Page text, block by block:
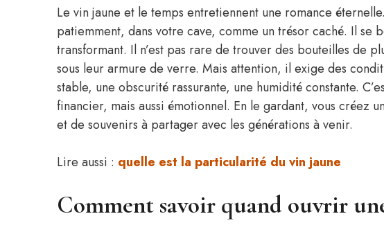
Le vin jaune et le temps entretiennent une romance
patiemment, dans votre cave, comme un trésor caché. Il se
transformant. Il n’est pas rare de trouver des bouteilles de
sous leur armure de verre. Mais attention, il exige des
stable, une obscurité rassurante, une humidité constante.
financier, mais aussi émotionnel. En le gardant, vous créez
et de souvenirs à partager avec les générations à venir.
Lire aussi : quelle est la particularité du vin jaune
Comment savoir quand ouvrir